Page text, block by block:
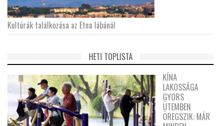
Kultúrák találkozása az Etna lábánál
HETI TOPLISTA
KÍNA
LAKOSSÁGA
GYORS
ÜTEMBEN
ÖREGSZIK: MÁR